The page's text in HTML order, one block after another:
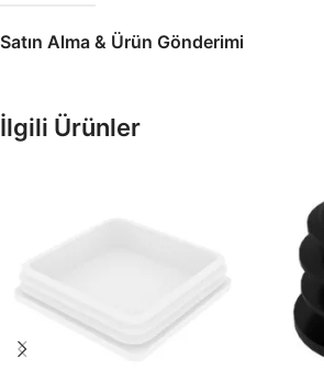
Satın Alma & Ürün Gönderimi
İlgili Ürünler